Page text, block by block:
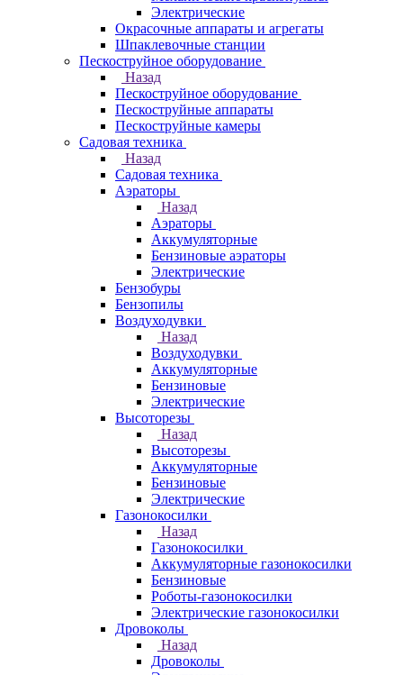
Электрические
Окрасочные аппараты и агрегаты
Шпаклевочные станции
Пескоструйное оборудование
Назад
Пескоструйное оборудование
Пескоструйные аппараты
Пескоструйные камеры
Садовая техника
Назад
Садовая техника
Аэраторы
Назад
Аэраторы
Аккумуляторные
Бензиновые аэраторы
Электрические
Бензобуры
Бензопилы
Воздуходувки
Назад
Воздуходувки
Аккумуляторные
Бензиновые
Электрические
Высоторезы
Назад
Высоторезы
Аккумуляторные
Бензиновые
Электрические
Газонокосилки
Назад
Газонокосилки
Аккумуляторные газонокосилки
Бензиновые
Роботы-газонокосилки
Электрические газонокосилки
Дровоколы
Назад
Дровоколы